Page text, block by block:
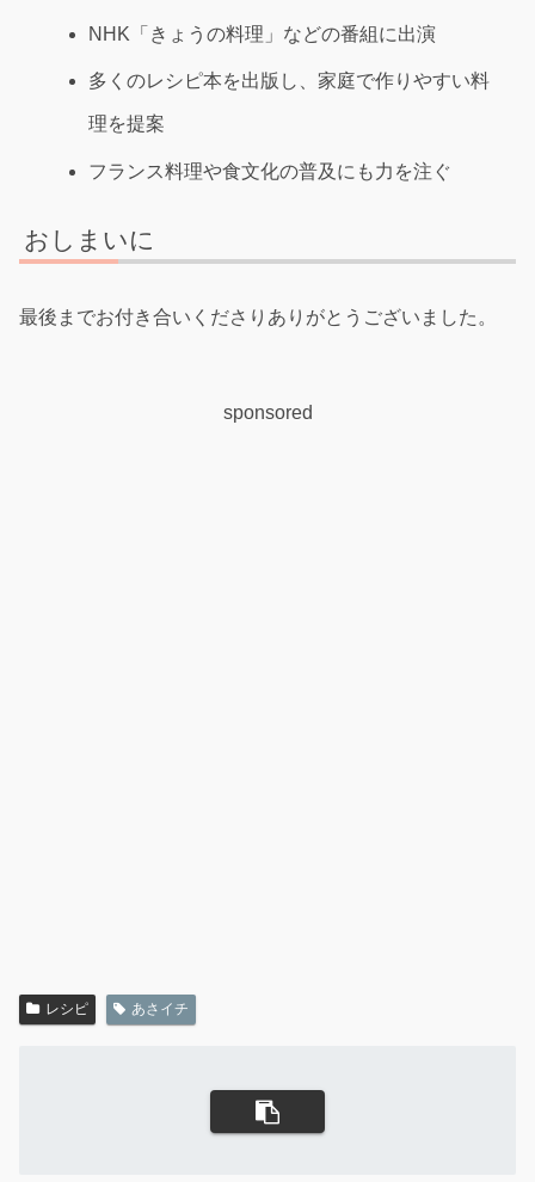
NHK「きょうの料理」などの番組に出演
多くのレシピ本を出版し、家庭で作りやすい料
理を提案
フランス料理や食文化の普及にも力を注ぐ
おしまいに
最後までお付き合いくださりありがとうございました。
sponsored
レシピ あさイチ